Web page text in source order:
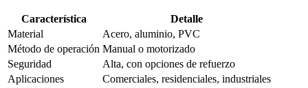
Característica
Detalle
Material
Acero, aluminio, PVC
Método de operación Manual o motorizado
Seguridad
Alta, con opciones de refuerzo
Aplicaciones
Comerciales, residenciales, industriales